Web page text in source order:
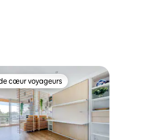
cœur voyageurs les plus appréciés
cœur voyageurs